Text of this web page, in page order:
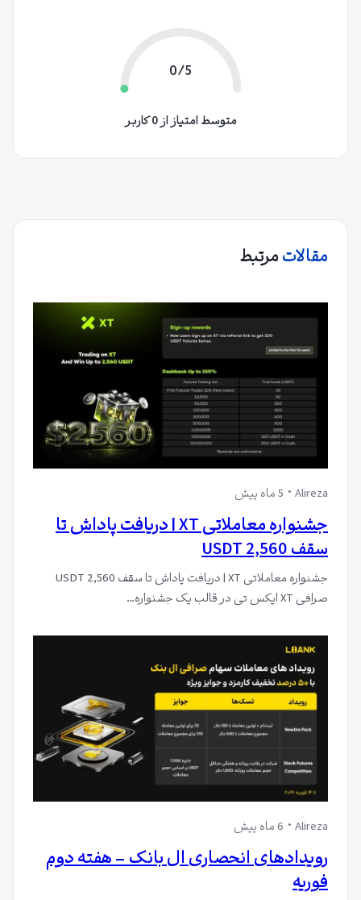
0/5
متوسط امتیاز از 0 کاربر
مقالاتمرتبط
Alireza 5 ماه پیش
جشنواره معاملاتی XT | دریافت پاداش تا
سقف 2,560 USDT
جشنواره معاملاتی XT | دریافت پاداش تا سقف 2,560 USDT
صرافی XT ایکس تی در قالب یک جشنواره…
Alireza 6 ماه پیش
رویدادهای انحصاری ال بانک – هفته دوم
فوریه